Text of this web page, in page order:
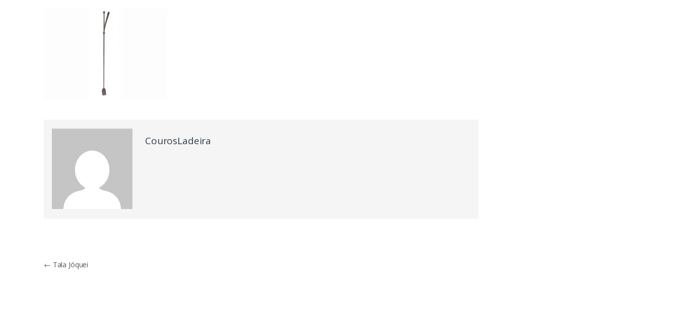
CourosLadeira
Navegação
← Tala Jóquei